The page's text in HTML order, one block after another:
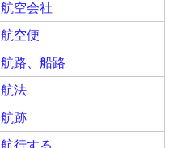
航空会社
航空便
航路、船路
航法
航跡
航行する